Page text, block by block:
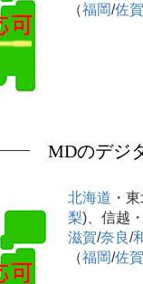
（福岡/佐賀
MDのデジ
北海道 ・
梨)、信越
滋賀/奈良/
（福岡/佐賀